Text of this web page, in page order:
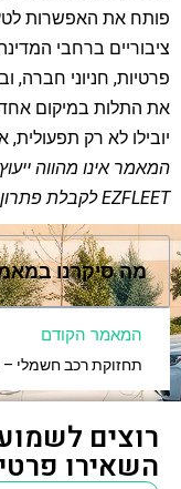
ציבוריים ברחבי
פרטיות, חניוני חברה,
את התלות במיקום אחד.
יובילו לא רק
המאמר אינו מהווה
EZFLEET לקבלת פתרון מותאם לצרכי הארגון שלכם.
מה סיקרנו
המאמר הקודם
רוצים
השאירו